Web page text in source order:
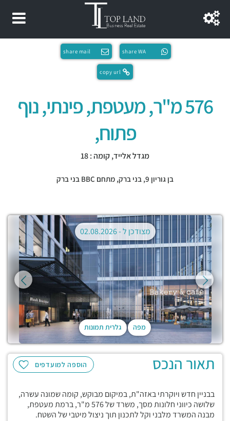
share WA
share mail
copy url
576 מ"ר, מעטפת, פינתי, נוף
פתוח,
מגדל אלייד, קומה : 18
בן גוריון 9, בני ברק, מתחם BBC בני ברק
מפה גלרית תמונות
מצודכן ל -02.08.2026
הוספה למועדפים תאור הנכס
בבניין חדש ויוקרתי באזה"ת, במיקום מבוקש, קומה שמונה עשרה,
שלושה כיווני חלונות מסך, משרד של 576 מ"ר, ברמת מעטפת,
מבנה המשרד מלבני וקל לתכנון תוך ניצול מיטבי של השטח.